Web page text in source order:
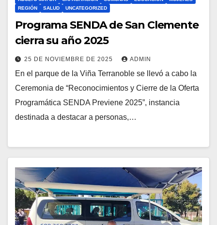
REGIÓN
SALUD UNCATEGORIZED
Programa SENDA de San Clemente
cierra su año 2025
25 DE NOVIEMBRE DE 2025 ADMIN
En el parque de la Viña Terranoble se llevó a cabo la
Ceremonia de “Reconocimientos y Cierre de la Oferta
Programática SENDA Previene 2025”, instancia
destinada a destacar a personas,…